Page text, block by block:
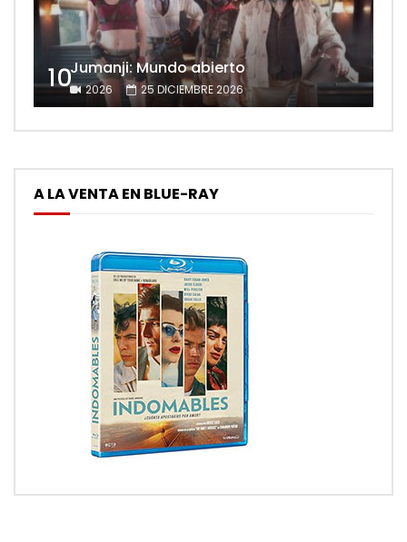
10Jumanji: Mundo abierto
2026 25 DICIEMBRE 2026
A LA VENTA EN BLUE-RAY